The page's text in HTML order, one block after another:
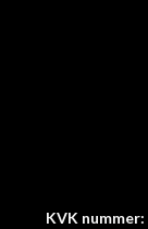
KVK nummer: